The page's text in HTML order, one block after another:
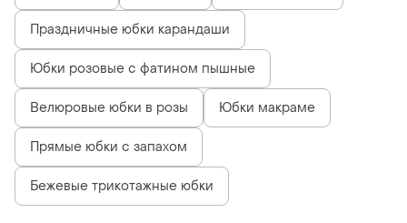
Праздничные юбки карандаши
Юбки розовые с фатином пышные
Велюровые юбки в розы Юбки макраме
Прямые юбки с запахом
Бежевые трикотажные юбки